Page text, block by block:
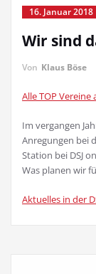
16. Januar 2018
Wir sind
Von Klaus Böse
Alle TOP
Im vergangen
Anregungen bei
Station bei DSJ
Was planen wir
Aktuelles in der